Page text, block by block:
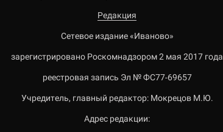
Редакция
Сетевое издание «Иваново»
зарегистрировано Роскомнадзором 2 мая 2017 года
реестровая запись Эл № ФС77-69657
Учредитель, главный редактор: Мокрецов М.Ю.
Адрес редакции: